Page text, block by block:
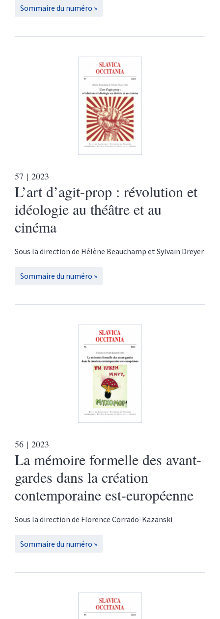
Sommaire du numéro
57 | 2023
L’art d’agit-prop : révolution et
idéologie au théâtre et au
cinéma
Sous la direction de Hélène Beauchamp etSylvain Dreyer
Sommaire du numéro
56 | 2023
La mémoire formelle des avant-
gardes dans la création
contemporaine est-européenne
Sous la direction de Florence Corrado-Kazanski
Sommaire du numéro